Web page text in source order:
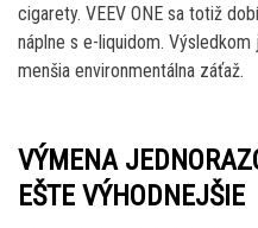
cigarety. VEEV ONE sa totiž
náplne s e-liquidom.
menšia environmentálna záťaž.
VÝMENA
EŠTE VÝHODNEJŠIE